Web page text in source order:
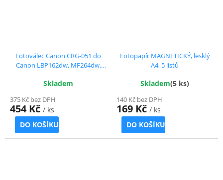
Fotoválec Canon CRG-051 do
Canon LBP162dw, MF264dw,
Skladem
375 Kč bez DPH
454 Kč / ks
DO KOŠÍKU
Fotopapír MAGNETICKÝ, lesklý
A4, 5 listů
Skladem(5 ks)
140 Kč bez DPH
169 Kč / ks
DO KOŠÍKU